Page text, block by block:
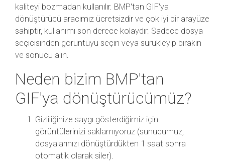
kaliteyi bozmadan kullanılır. BMP'tan GIF'ya
dönüştürücü aracımız ücretsizdir ve çok iyi bir arayüze
sahiptir, kullanımı son derece kolaydır. Sadece dosya
seçicisinden görüntüyü seçin veya sürükleyip bırakın
ve sonucu alın.
Neden bizim BMP'tan
GIF'ya dönüştürücümüz?
Gizliliğinize saygı gösterdiğimiz için
görüntülerinizi saklamıyoruz (sunucumuz,
dosyalarınızı dönüştürdükten 1 saat sonra
otomatik olarak siler).